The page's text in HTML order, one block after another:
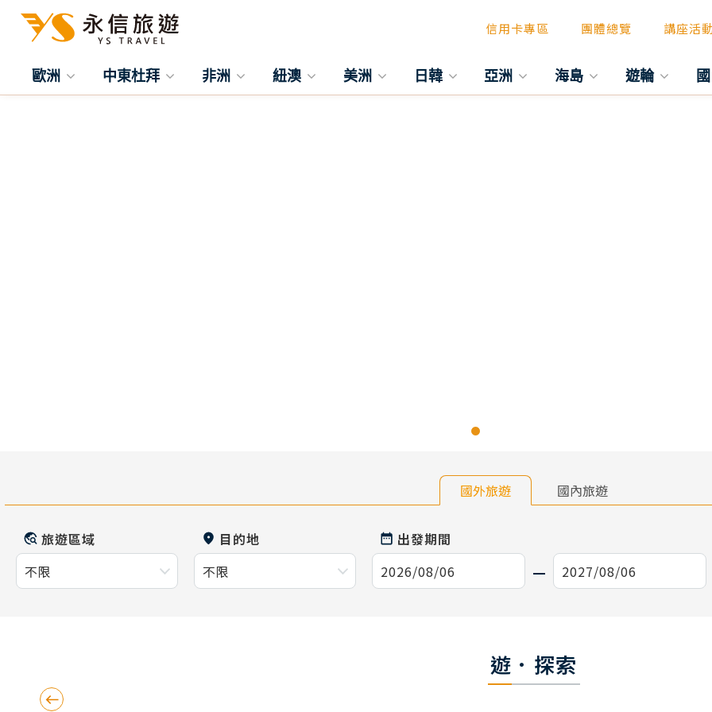
信用卡專區 團體總覽 講座活
歐洲 中東杜拜 非洲 紐澳 美洲 日韓 亞洲 海島 遊輪
國外旅遊 國內旅遊
旅遊區域 目的地 出發期間
遊．探索